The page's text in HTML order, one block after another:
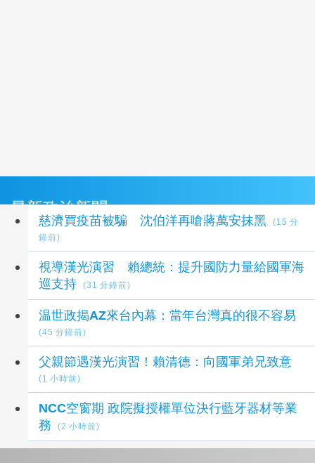
最新政治新聞
慈濟買疫苗被騙 沈伯洋再嗆蔣萬安抹黑
(15 分
鐘前)
視導漢光演習 賴總統：提升國防力量給國軍海
巡支持
(31 分鐘前)
温世政揭AZ來台內幕：當年台灣真的很不容易
(45 分鐘前)
父親節遇漢光演習！賴清德：向國軍弟兄致意
(1 小時前)
NCC空窗期 政院擬授權單位決行藍牙器材等業
務
(2 小時前)